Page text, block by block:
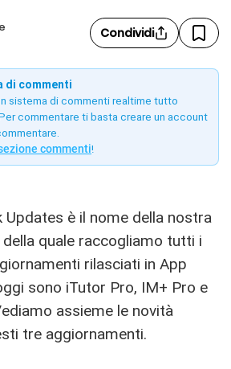
Condividi
di commenti
sistema di commenti realtime tutto
commentare ti basta creare un account
commenti!
Updates è il nome della nostra
della quale raccogliamo tutti i
rilasciati in App
sono iTutor Pro, IM+ Pro e
assieme le novità
tre aggiornamenti.